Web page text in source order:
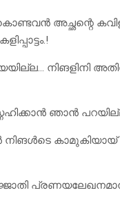
അച്ഛന്റെ
നിങളിനി
ഞാൻ
കാമുകിയായ്